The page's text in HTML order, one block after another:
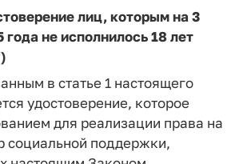
лиц, которым на 3
года не исполнилось 18 лет
в статье 1 настоящего
удостоверение, которое
для реализации права на
социальной поддержки,